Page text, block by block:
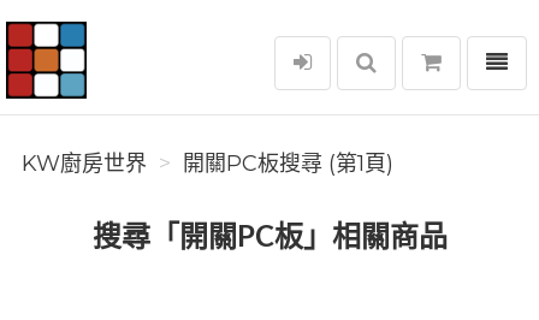
KW廚房世界
選單
KW廚房世界 開關PC板搜尋 (第1頁)
搜尋「開關PC板」相關商品